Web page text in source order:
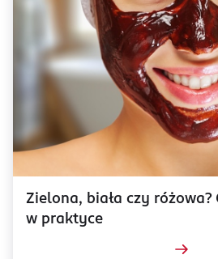
Zielona, biała czy
w praktyce